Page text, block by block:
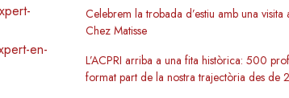
en-
Celebrem la trobada d’estiu amb una visita
Chez Matisse
L’ACPRI arriba a una fita històrica: 500
format part de la nostra trajectòria des de